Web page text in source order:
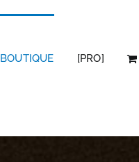
BOUTIQUE [PRO]